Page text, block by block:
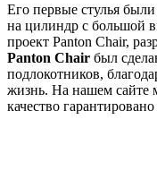
Его первые стулья
на цилиндр с большой
проект Panton Chair,
Panton Chair был
подлокотников,
жизнь. На нашем сайте
качество